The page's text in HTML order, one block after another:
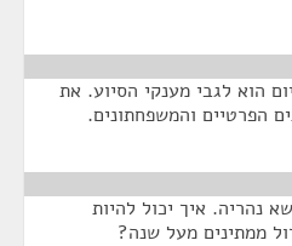
הוא לגבי מענקי הסיוע. את
הפרטיים והמשפחתונים.
נהריה. איך יכול להיות
ממתינים מעל שנה?